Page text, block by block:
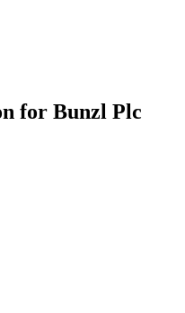
for Bunzl Plc